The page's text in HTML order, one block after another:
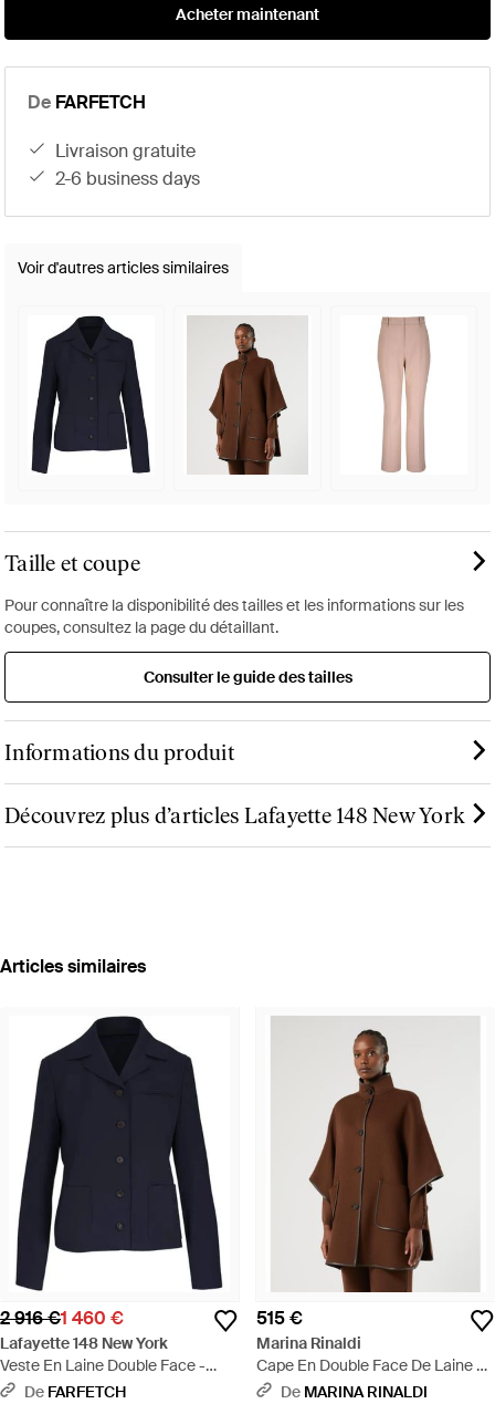
Acheter maintenant
De FARFETCH
livraison gratuite
2-6 business days
Voir d'autres articles similaires
Taille et coupe
Pour connaître la disponibilité des tailles et les informations sur les
coupes, consultez la page du détaillant.
Consulter le guide des tailles
Informations du produit
Découvrez plus d’articles Lafayette 148 New York
Articles similaires
2 916 €1 460 €
Lafayette 148 New York
Veste En Laine Double Face -
BleuDe FARFETCH
515 €
Marina Rinaldi
Cape En Double Face De Laine Et
Nylon - Marron
De MARINA RINALDI